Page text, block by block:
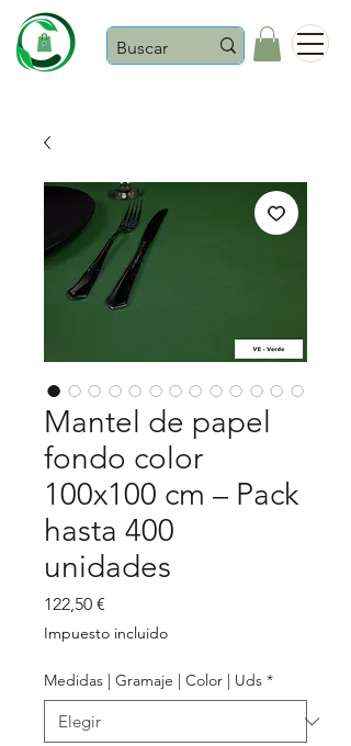
Mantel de papel
fondo color
100x100 cm – Pack
hasta 400
unidades
122,50 €
Impuesto incluido
Medidas | Gramaje | Color | Uds *